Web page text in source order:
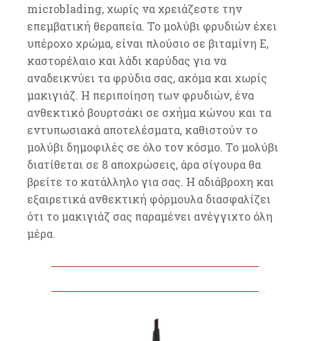
microblading, χωρίς να χρειάζεστε την
επεμβατική θεραπεία. Το μολύβι φρυδιών έχει
υπέροχο χρώμα, είναι πλούσιο σε βιταμίνη Ε,
καστορέλαιο και λάδι καρύδας για να
αναδεικνύει τα φρύδια σας, ακόμα και χωρίς
μακιγιάζ. Η περιποίηση των φρυδιών, ένα
ανθεκτικό βουρτσάκι σε σχήμα κώνου και τα
εντυπωσιακά αποτελέσματα, καθιστούν το
μολύβι δημοφιλές σε όλο τον κόσμο. Το μολύβι
διατίθεται σε 8 αποχρώσεις, άρα σίγουρα θα
βρείτε το κατάλληλο για σας. Η αδιάβροχη και
εξαιρετικά ανθεκτική φόρμουλα διασφαλίζει
ότι το μακιγιάζ σας παραμένει ανέγγιχτο όλη
μέρα.